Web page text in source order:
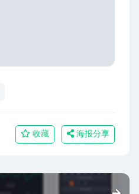
收藏 海报分享